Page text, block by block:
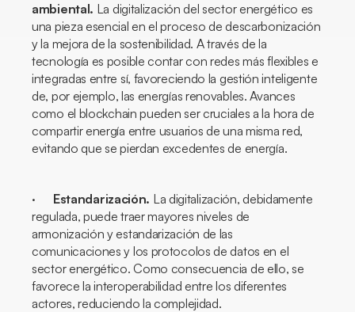
ambiental. La digitalización del sector energético es
una pieza esencial en el proceso de descarbonización
y la mejora de la sostenibilidad. A través de la
tecnología es posible contar con redes más flexibles e
integradas entre sí, favoreciendo la gestión inteligente
de, por ejemplo, las energías renovables. Avances
como el blockchain pueden ser cruciales a la hora de
compartir energía entre usuarios de una misma red,
evitando que se pierdan excedentes de energía.
· Estandarización. La digitalización, debidamente
regulada, puede traer mayores niveles de
armonización y estandarización de las
comunicaciones y los protocolos de datos en el
sector energético. Como consecuencia de ello, se
favorece la interoperabilidad entre los diferentes
actores, reduciendo la complejidad.